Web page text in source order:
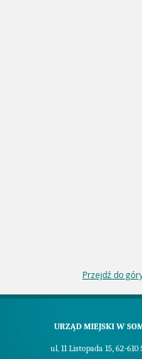
Przejdź do
URZĄD MIEJSKI W
ul. 11 Listopada 15, 62-